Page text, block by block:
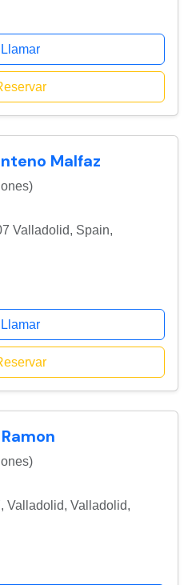
Llamar
Malfaz
Valladolid, Spain,
Llamar
Valladolid, Valladolid,